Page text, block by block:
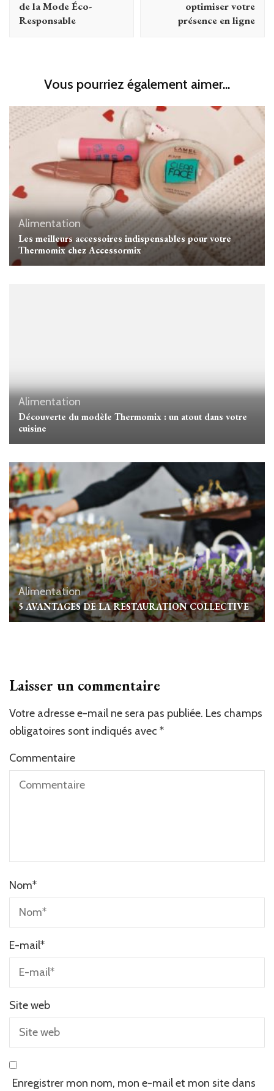
de la Mode Éco-
Responsable
optimiser votre
présence en ligne
Vous pourriez également aimer...
Alimentation
Les meilleurs accessoires indispensables pour votre
Thermomix chez Accessormix
Alimentation
Découverte du modèle Thermomix : un atout dans votre
cuisine
Alimentation
5 AVANTAGES DE LA RESTAURATION COLLECTIVE
Laisser un commentaire
Votre adresse e-mail ne sera pas publiée. Les champs
obligatoires sont indiqués avec *
Commentaire
Nom*
E-mail*
Site web
Enregistrer mon nom, mon e-mail et mon site dans
Alternative: